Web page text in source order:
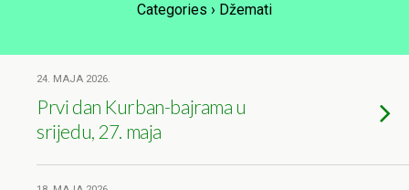
Categories › Džemati
24. MAJA 2026.
Prvi dan Kurban-bajrama u
srijedu, 27. maja